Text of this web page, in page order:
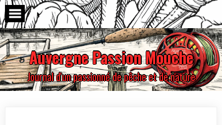
Skip
to
content
Auvergne Passion Mouche
Journal d'un passionné de pêche et de nature